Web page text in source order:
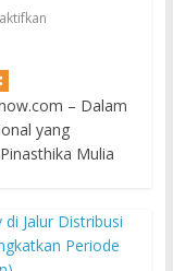
– Dalam
yang
Mulia